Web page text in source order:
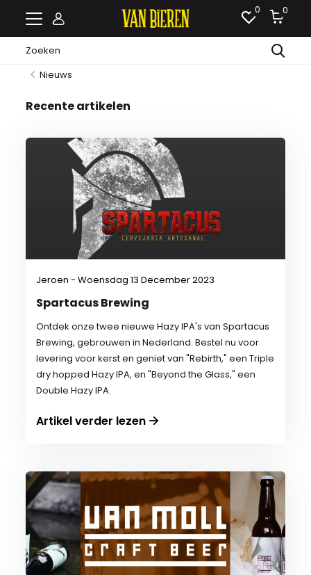
0 0
Nieuws
Recente artikelen
Jeroen - Woensdag 13 December 2023
Spartacus Brewing
Ontdek onze twee nieuwe Hazy IPA's van Spartacus
Brewing, gebrouwen in Nederland. Bestel nu voor
levering voor kerst en geniet van "Rebirth," een Triple
dry hopped Hazy IPA, en "Beyond the Glass," een
Double Hazy IPA.
Artikel verder lezen